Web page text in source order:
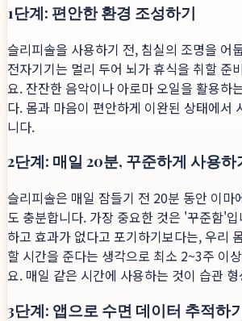
1단계: 편안한 환경 조성하기
슬리피솔을 사용하기 전, 침실의 조명을 어
전자기기는 멀리 두어 뇌가 휴식을 취할 준
요. 잔잔한 음악이나 아로마 오일을 활용하
다. 몸과 마음이 편안하게 이완된 상태에서
니다.
2단계: 매일 20분, 꾸준하게 사용하
슬리피솔은 매일 잠들기 전 20분 동안 이마
도 충분합니다. 가장 중요한 것은 '꾸준함'
하고 효과가 없다고 포기하기보다는, 우리
할 시간을 준다는 생각으로 최소 2~3주 이
요. 매일 같은 시간에 사용하는 것이 습관
3단계: 앱으로 수면 데이터 추적하